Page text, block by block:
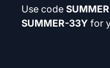
Use code
SUMMER-33Y for